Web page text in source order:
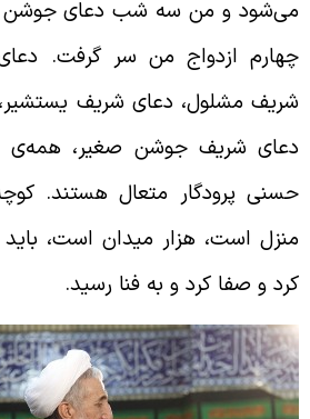
و من سه شب دعای جوشن
ازدواج من سر گرفت.
مشلول، دعای شریف یستشیر،
شریف جوشن صغیر، همه‌ی
پرودگار متعال هستند.
است، هزار میدان است، باید
و صفا کرد و به فنا رسید.